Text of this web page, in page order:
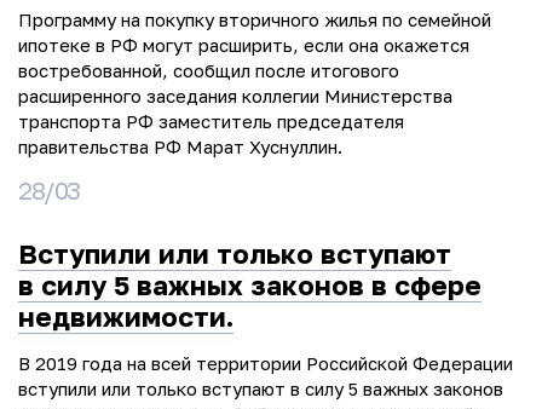
Программу на покупку вторичного жилья по семейной
ипотеке в РФ могут расширить, если она окажется
востребованной, сообщил после итогового
расширенного заседания коллегии Министерства
транспорта РФ заместитель председателя
правительства РФ Марат Хуснуллин.
28/03
Вступили или только вступают
в силу 5 важных законов в сфере
недвижимости.
В 2019 года на всей территории Российской Федерации
вступили или только вступают в силу 5 важных законов